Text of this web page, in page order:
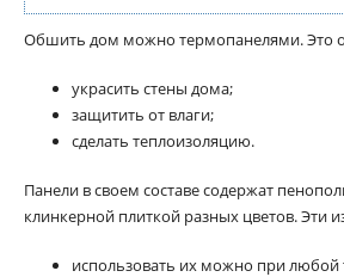
Обшить дом можно термопанелями. Это
украсить стены дома;
защитить от влаги;
сделать теплоизоляцию.
Панели в своем составе содержат
клинкерной плиткой разных цветов. Эти
использовать их можно при любой